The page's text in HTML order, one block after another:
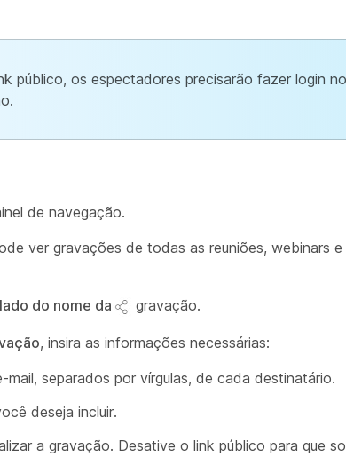
público, os espectadores precisarão fazer login
de navegação.
ver gravações de todas as reuniões, webinars
do nome da gravação.
, insira as informações necessárias:
separados por vírgulas, de cada destinatário.
deseja incluir.
a gravação. Desative o link público para que